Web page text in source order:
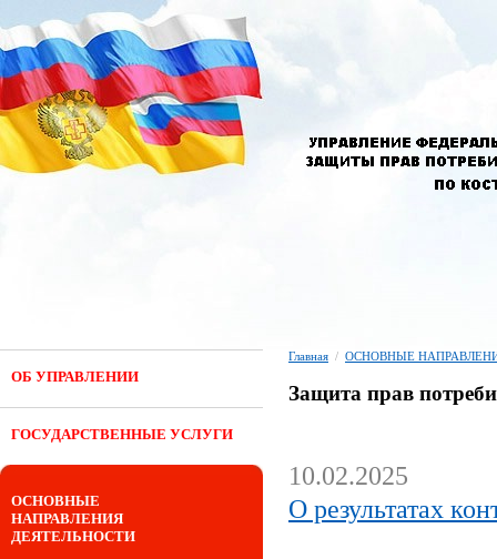
ОБ УПРАВЛЕНИИ
ГОСУДАРСТВЕННЫЕ УСЛУГИ
ОСНОВНЫЕ
НАПРАВЛЕНИЯ
ДЕЯТЕЛЬНОСТИ
Главная / ОСНОВНЫЕ
Защита прав
10.02.2025
О результатах